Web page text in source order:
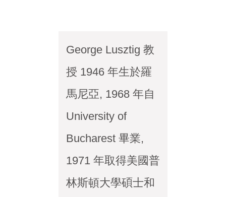
George Lusztig 教
授 1946 年生於羅
馬尼亞, 1968 年自
University of
Bucharest 畢業,
1971 年取得美國普
林斯頓大學碩士和